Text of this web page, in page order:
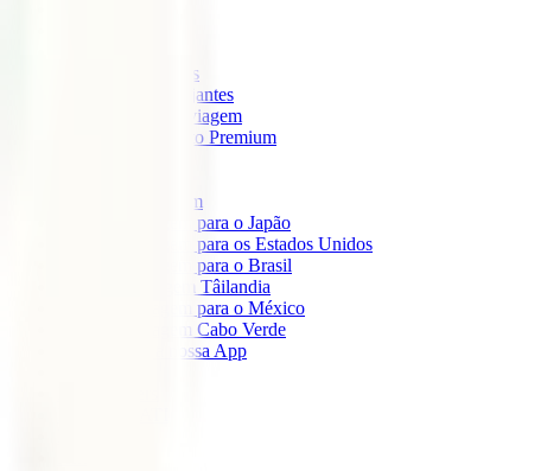
IATI Escapadinhas
IATI Grandes Viajantes
IATI Anual Multiviagem
IATI Cancelamento Premium
Seguros de Viagem
Seguro de viagem para o Japão
Seguro de viagem para os Estados Unidos
Seguro de viagem para o Brasil
Seguro de Viagem Tâilandia
Seguro de viagem para o México
Seguro de viagem Cabo Verde
Descarregue a nossa App